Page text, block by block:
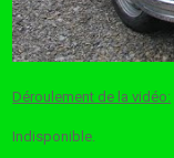
Déroulement de la vidéo:
Indisponible.